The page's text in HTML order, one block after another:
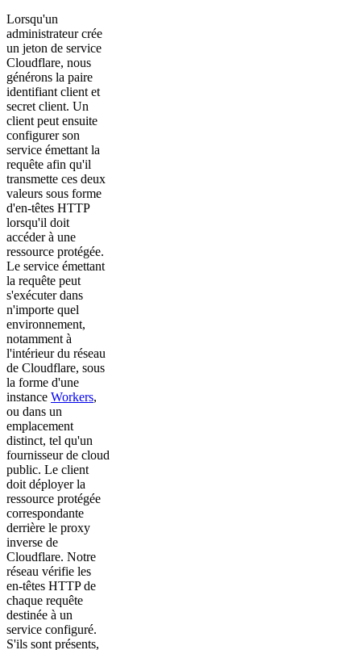
Lorsqu'un
administrateur crée
un jeton de service
Cloudflare, nous
générons la paire
identifiant client et
secret client. Un
client peut ensuite
configurer son
service émettant la
requête afin qu'il
transmette ces deux
valeurs sous forme
d'en-têtes HTTP
lorsqu'il doit
accéder à une
ressource protégée.
Le service émettant
la requête peut
s'exécuter dans
n'importe quel
environnement,
notamment à
l'intérieur du réseau
de Cloudflare, sous
la forme d'une
instance Workers,
ou dans un
emplacement
distinct, tel qu'un
fournisseur de cloud
public. Le client
doit déployer la
ressource protégée
correspondante
derrière le proxy
inverse de
Cloudflare. Notre
réseau vérifie les
en-têtes HTTP de
chaque requête
destinée à un
service configuré.
S'ils sont présents,